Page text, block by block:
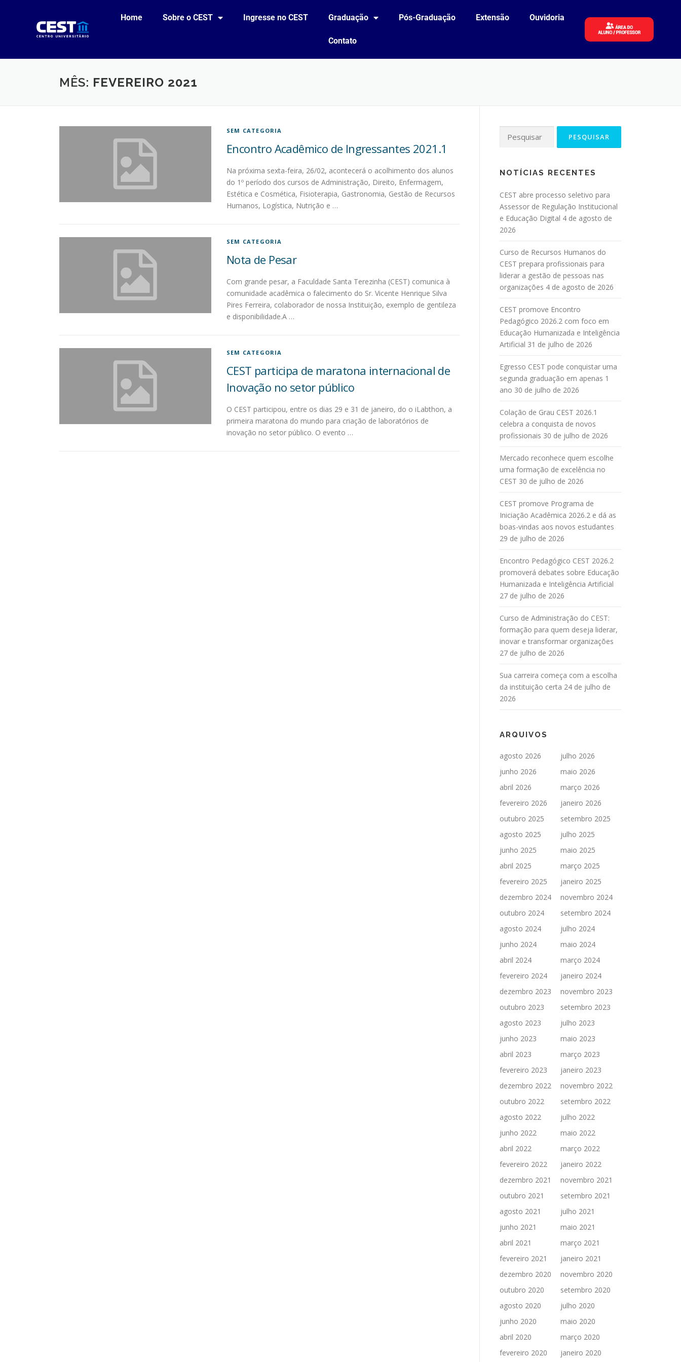
Home Sobre o CEST Ingresse no CEST Graduação Pós-Graduação Extensão Ouvidoria
Contato
MÊS: FEVEREIRO 2021
SEM CATEGORIA
Encontro Acadêmico de Ingressantes 2021.1
Na próxima sexta-feira, 26/02, acontecerá o acolhimento dos alunos
do 1º período dos cursos de Administração, Direito, Enfermagem,
Estética e Cosmética, Fisioterapia, Gastronomia, Gestão de Recursos
Humanos, Logística, Nutrição e …
SEM CATEGORIA
Nota de Pesar
Com grande pesar, a Faculdade Santa Terezinha (CEST) comunica à
comunidade acadêmica o falecimento do Sr. Vicente Henrique Silva
Pires Ferreira, colaborador de nossa Instituição, exemplo de gentileza
e disponibilidade.A …
SEM CATEGORIA
CEST participa de maratona internacional de
Inovação no setor público
O CEST participou, entre os dias 29 e 31 de janeiro, do o iLabthon, a
primeira maratona do mundo para criação de laboratórios de
inovação no setor público. O evento …
NOTÍCIAS RECENTES
CEST abre processo seletivo para
Assessor de Regulação Institucional
e Educação Digital 4 de agosto de
2026
Curso de Recursos Humanos do
CEST prepara profissionais para
liderar a gestão de pessoas nas
organizações 4 de agosto de 2026
CEST promove Encontro
Pedagógico 2026.2 com foco em
Educação Humanizada e Inteligência
Artificial 31 de julho de 2026
Egresso CEST pode conquistar uma
segunda graduação em apenas 1
ano 30 de julho de 2026
Colação de Grau CEST 2026.1
celebra a conquista de novos
profissionais 30 de julho de 2026
Mercado reconhece quem escolhe
uma formação de excelência no
CEST 30 de julho de 2026
CEST promove Programa de
Iniciação Acadêmica 2026.2 e dá as
boas-vindas aos novos estudantes
29 de julho de 2026
Encontro Pedagógico CEST 2026.2
promoverá debates sobre Educação
Humanizada e Inteligência Artificial
27 de julho de 2026
Curso de Administração do CEST:
formação para quem deseja liderar,
inovar e transformar organizações
27 de julho de 2026
Sua carreira começa com a escolha
da instituição certa 24 de julho de
2026
ARQUIVOS
agosto 2026
julho 2026
junho 2026
maio 2026
abril 2026
março 2026
fevereiro 2026
janeiro 2026
outubro 2025
setembro 2025
agosto 2025
julho 2025
junho 2025
maio 2025
abril 2025
março 2025
fevereiro 2025
janeiro 2025
dezembro 2024
novembro 2024
outubro 2024
setembro 2024
agosto 2024
julho 2024
junho 2024
maio 2024
abril 2024
março 2024
fevereiro 2024
janeiro 2024
dezembro 2023
novembro 2023
outubro 2023
setembro 2023
agosto 2023
julho 2023
junho 2023
maio 2023
abril 2023
março 2023
fevereiro 2023
janeiro 2023
dezembro 2022
novembro 2022
outubro 2022
setembro 2022
agosto 2022
julho 2022
junho 2022
maio 2022
abril 2022
março 2022
fevereiro 2022
janeiro 2022
dezembro 2021
novembro 2021
outubro 2021
setembro 2021
agosto 2021
julho 2021
junho 2021
maio 2021
abril 2021
março 2021
fevereiro 2021
janeiro 2021
dezembro 2020
novembro 2020
outubro 2020
setembro 2020
agosto 2020
julho 2020
junho 2020
maio 2020
abril 2020
março 2020
fevereiro 2020
janeiro 2020